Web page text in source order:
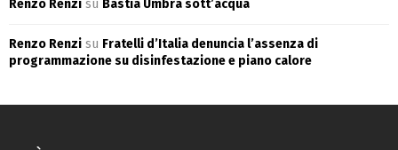
Renzo Renzi su Bastia Umbra sott’acqua
Renzo Renzi su Fratelli d’Italia denuncia l’assenza di
programmazione su disinfestazione e piano calore